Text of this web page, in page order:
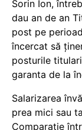
Sorin Ion,
dau an de an
post pe
încercat să
posturile
garanta de la
Salarizarea
prea mici sau
Comparație